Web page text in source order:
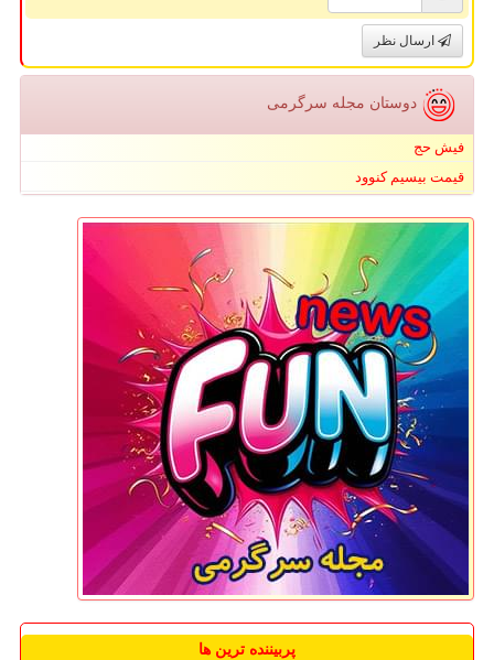
ارسال نظر
دوستان مجله سرگرمی
فیش حج
قیمت بیسیم کنوود
پربیننده ترین ها